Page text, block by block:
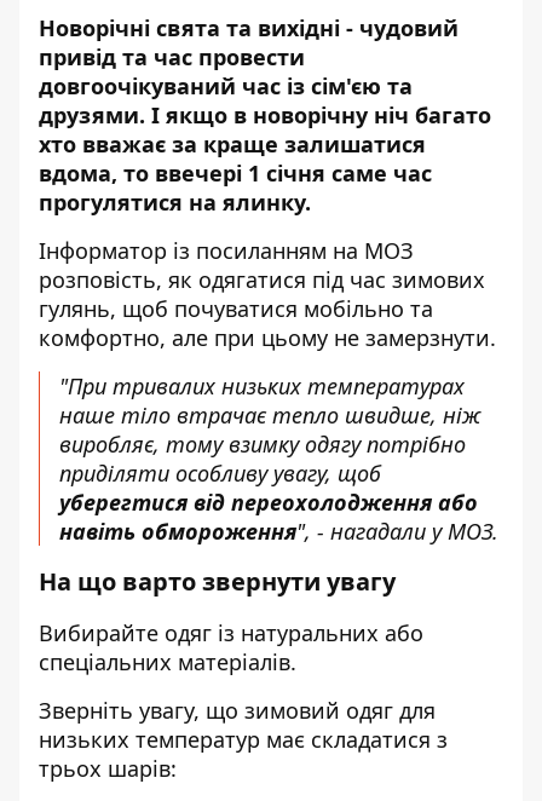
Новорічні свята та вихідні - чудовий
привід та час провести
довгоочікуваний час із сім'єю та
друзями. І якщо в новорічну ніч багато
хто вважає за краще залишатися
вдома, то ввечері 1 січня саме час
прогулятися на ялинку.
Інформатор із посиланням на МОЗ
розповість, як одягатися під час зимових
гулянь, щоб почуватися мобільно та
комфортно, але при цьому не замерзнути.
"При тривалих низьких температурах
наше тіло втрачає тепло швидше, ніж
виробляє, тому взимку одягу потрібно
приділяти особливу увагу, щоб
уберегтися від переохолодження або
навіть обмороження", - нагадали у МОЗ.
На що варто звернути увагу
Вибирайте одяг із натуральних або
спеціальних матеріалів.
Зверніть увагу, що зимовий одяг для
низьких температур має складатися з
трьох шарів: